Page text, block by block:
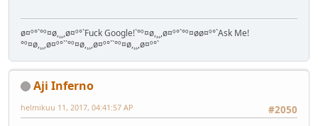
ø¤º°`°º¤ø,¸¸,ø¤º°`Fuck Google!`°º¤ø,¸¸,ø¤º°`°º¤øø¤º°`Ask Me!
°º¤ø,¸¸,ø¤º°``°º¤ø,¸¸,ø¤º°``°º¤ø,¸¸,ø¤º°`
Aji Inferno
#2050
helmikuu 11, 2017, 04:41:57 AP